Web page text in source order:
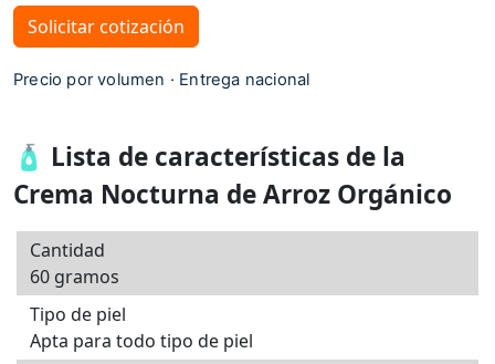
Solicitar cotización
Precio por volumen · Entrega nacional
🧴 Lista de características de la
Crema Nocturna de Arroz Orgánico
Cantidad
60 gramos
Tipo de piel
Apta para todo tipo de piel